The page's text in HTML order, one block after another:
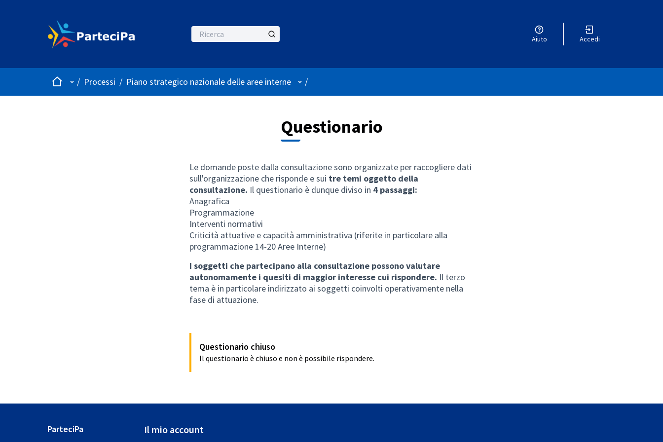
Aiuto Accedi
HomeMenù principale
/ Processi / Piano strategico nazionale delle aree interne Menù utente
/
Questionario
Le domande poste dalla consultazione sono organizzate per raccogliere dati
sull'organizzazione che risponde e sui tre temi oggetto della
consultazione. Il questionario è dunque diviso in 4 passaggi:
Anagrafica
Programmazione
Interventi normativi
Criticità attuative e capacità amministrativa (riferite in particolare alla
programmazione 14-20 Aree Interne)
I soggetti che partecipano alla consultazione possono valutare
autonomamente i quesiti di maggior interesse cui rispondere. Il terzo
tema è in particolare indirizzato ai soggetti coinvolti operativamente nella
fase di attuazione.
Questionario chiuso
Il questionario è chiuso e non è possibile rispondere.
ParteciPa Il mio account